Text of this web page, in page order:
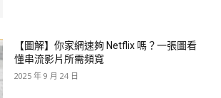
【圖解】你家網速夠 Netflix 嗎？一張圖看
懂串流影片所需頻寬
2025 年 9 月 24 日